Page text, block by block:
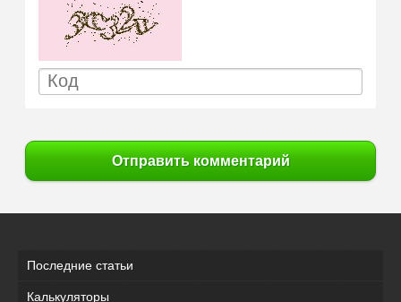
Отправить комментарий
Последние статьи
Калькуляторы